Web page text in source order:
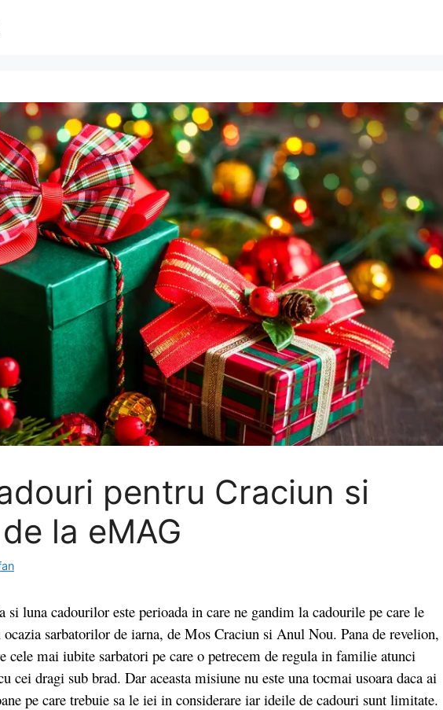
pentru Craciun si
la eMAG
luna cadourilor este perioada in care ne gandim la cadourile pe care le
sarbatorilor de iarna, de Mos Craciun si Anul Nou. Pana de revelion,
cele mai iubite sarbatori pe care o petrecem de regula in familie atunci
cei dragi sub brad. Dar aceasta misiune nu este una tocmai usoara daca ai
pe care trebuie sa le iei in considerare iar ideile de cadouri sunt limitate.